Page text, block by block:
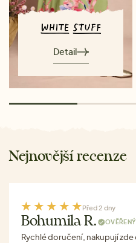
Detail
Nejnovější recenze
Před 2 dny
Bohumila R.
Rychlé doručení, nakupují zde